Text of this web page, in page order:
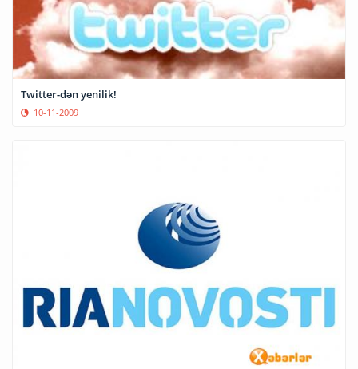
Twitter-dən yenilik!
10-11-2009